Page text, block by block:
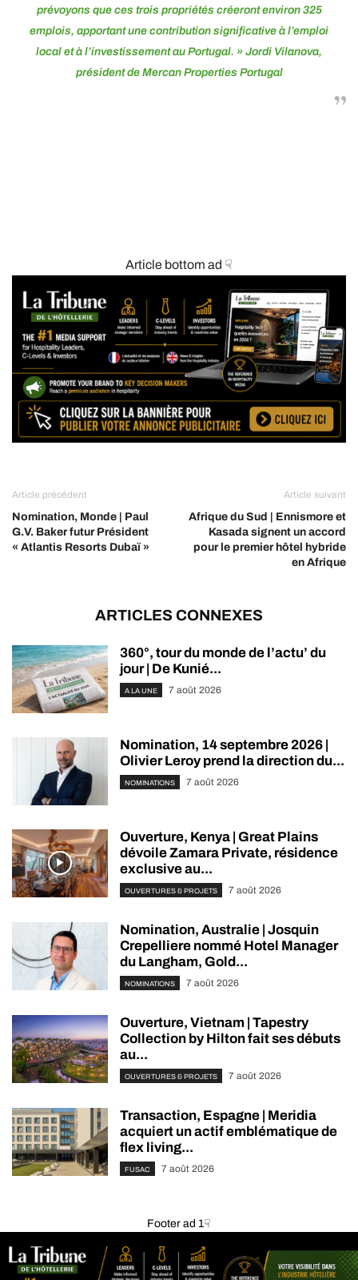
prévoyons que ces trois propriétés créeront environ 325
emplois, apportant une contribution significative à l’emploi
local et à l’investissement au Portugal. » Jordi Vilanova,
président de Mercan Properties Portugal
Article bottom ad ☟
Article précédent
Nomination, Monde | Paul
G.V. Baker futur Président
« Atlantis Resorts Dubaï »
Article suivant
Afrique du Sud | Ennismore et
Kasada signent un accord
pour le premier hôtel hybride
en Afrique
ARTICLES CONNEXES
360°, tour du monde de l’actu’ du
jour | De Kunié...
A LA UNE 7 août 2026
Nomination, 14 septembre 2026 |
Olivier Leroy prend la direction du...
NOMINATIONS 7 août 2026
Ouverture, Kenya | Great Plains
dévoile Zamara Private, résidence
exclusive au...
OUVERTURES & PROJETS 7 août 2026
Nomination, Australie | Josquin
Crepelliere nommé Hotel Manager
du Langham, Gold...
NOMINATIONS 7 août 2026
Ouverture, Vietnam | Tapestry
Collection by Hilton fait ses débuts
au...
OUVERTURES & PROJETS 7 août 2026
Transaction, Espagne | Meridia
acquiert un actif emblématique de
flex living...
FUSAC 7 août 2026
Footer ad 1☟